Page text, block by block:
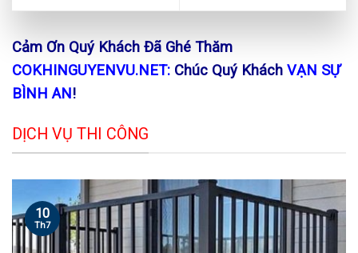
Cảm Ơn Quý Khách Đã Ghé Thăm
COKHINGUYENVU.NET: Chúc Quý Khách VẠN SỰ
BÌNH AN!
DỊCH VỤ THI CÔNG
10
Th7